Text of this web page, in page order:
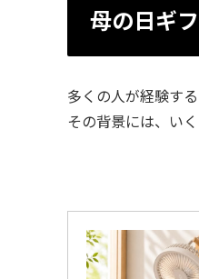
母の日ギ
多くの人が経験す
その背景には、い